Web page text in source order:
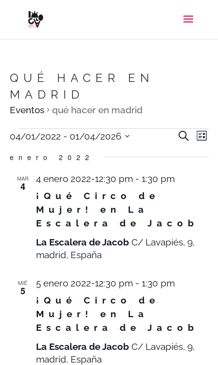
QUÉ HACER EN
MADRID
Eventos qué hacer en madrid
EVENTOS Buscar
Lista
04/01/2022 - 01/04/2026
fecha.
enero 2022
MAR
4
¡Qué Circo de
Mujer! en La
Escalera de Jacob
4 enero 2022-12:30 pm- 1:30 pm
La Escalera de Jacob C/ Lavapiés, 9,
madrid, España
MIÉ
5
¡Qué Circo de
Mujer! en La
Escalera de Jacob
5 enero 2022-12:30 pm- 1:30 pm
La Escalera de Jacob C/ Lavapiés, 9,
madrid, España